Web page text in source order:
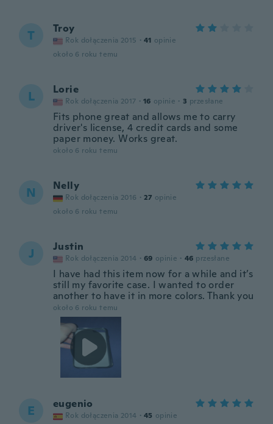
T Troy
Rok dołączenia 2015 · 41 opinie
około 6 roku temu
L Lorie
Rok dołączenia 2017 · 16 opinie · 3 przesłane
Fits phone great and allows me to carry
driver's license, 4 credit cards and some
paper money. Works great.
około 6 roku temu
N Nelly
Rok dołączenia 2016 · 27 opinie
około 6 roku temu
J Justin
Rok dołączenia 2014 · 69 opinie · 46 przesłane
I have had this item now for a while and it’s
still my favorite case. I wanted to order
another to have it in more colors. Thank you
około 6 roku temu
E eugenio
Rok dołączenia 2014 · 45 opinie